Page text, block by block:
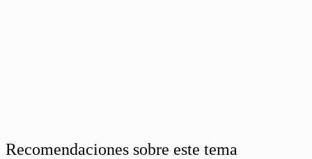
Recomendaciones sobre este tema